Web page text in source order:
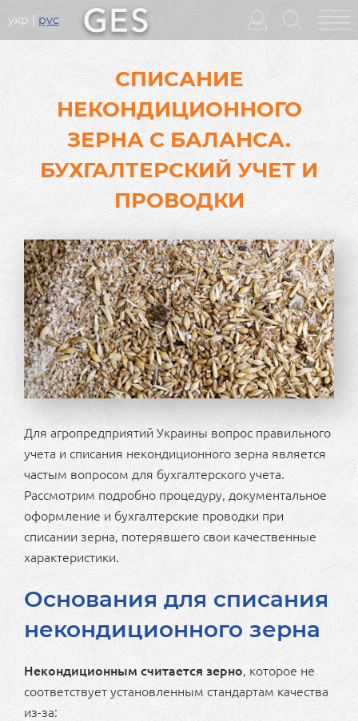
укр рус
Головне
меню
СПИСАНИЕ
НЕКОНДИЦИОННОГО
ЗЕРНА С БАЛАНСА.
БУХГАЛТЕРСКИЙ УЧЕТ И
ПРОВОДКИ
Для агропредприятий Украины вопрос правильного
учета и списания некондиционного зерна является
частым вопросом для бухгалтерского учета.
Рассмотрим подробно процедуру, документальное
оформление и бухгалтерские проводки при
списании зерна, потерявшего свои качественные
характеристики.
Основания для списания
некондиционного зерна
Некондиционным считается зерно, которое не
соответствует установленным стандартам качества
из-за: